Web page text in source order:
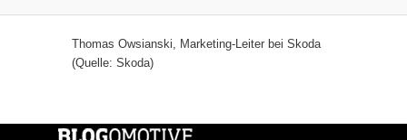
Thomas Owsianski, Marketing-Leiter bei Skoda
(Quelle: Skoda)